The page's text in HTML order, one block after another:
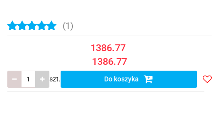
(1)
1386.77
1386.77
szt. Do koszyka